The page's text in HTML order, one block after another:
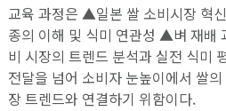
교육 과정은 ▲일본 쌀 소비시장 혁
종의 이해 및 식미 연관성 ▲벼 재배
비 시장의 트렌드 분석과 실전 식미
전달을 넘어 소비자 눈높이에서 쌀
장 트렌드와 연결하기 위함이다.